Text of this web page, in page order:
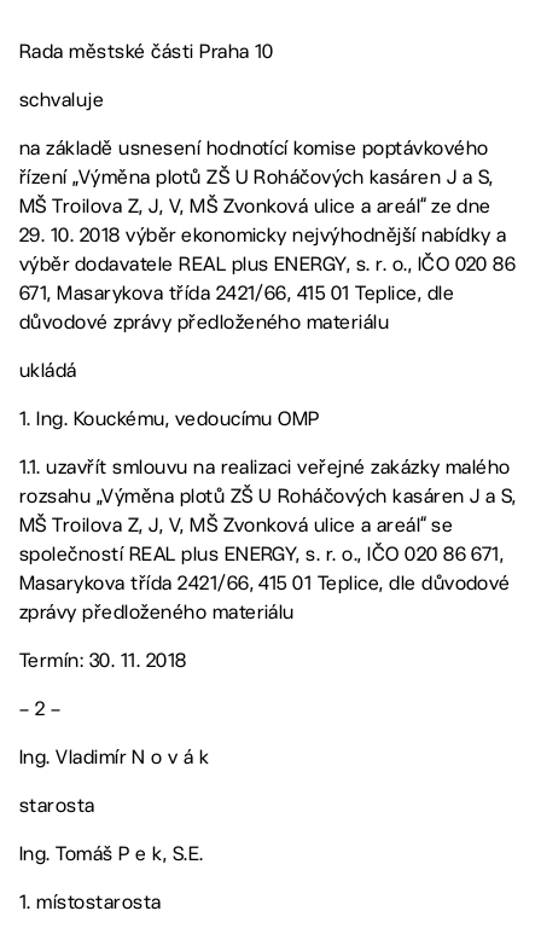
Rada městské části Praha 10
schvaluje
na základě usnesení hodnotící komise poptávkového
řízení „Výměna plotů ZŠ U Roháčových kasáren J a S,
MŠ Troilova Z, J, V, MŠ Zvonková ulice a areál“ ze dne
29. 10. 2018 výběr ekonomicky nejvýhodnější nabídky a
výběr dodavatele REAL plus ENERGY, s. r. o., IČO 020 86
671, Masarykova třída 2421/66, 415 01 Teplice, dle
důvodové zprávy předloženého materiálu
ukládá
1. Ing. Kouckému, vedoucímu OMP
1.1. uzavřít smlouvu na realizaci veřejné zakázky malého
rozsahu „Výměna plotů ZŠ U Roháčových kasáren J a S,
MŠ Troilova Z, J, V, MŠ Zvonková ulice a areál“ se
společností REAL plus ENERGY, s. r. o., IČO 020 86 671,
Masarykova třída 2421/66, 415 01 Teplice, dle důvodové
zprávy předloženého materiálu
Termín: 30. 11. 2018
– 2 –
Ing. Vladimír N o v á k
starosta
Ing. Tomáš P e k, S.E.
1. místostarosta